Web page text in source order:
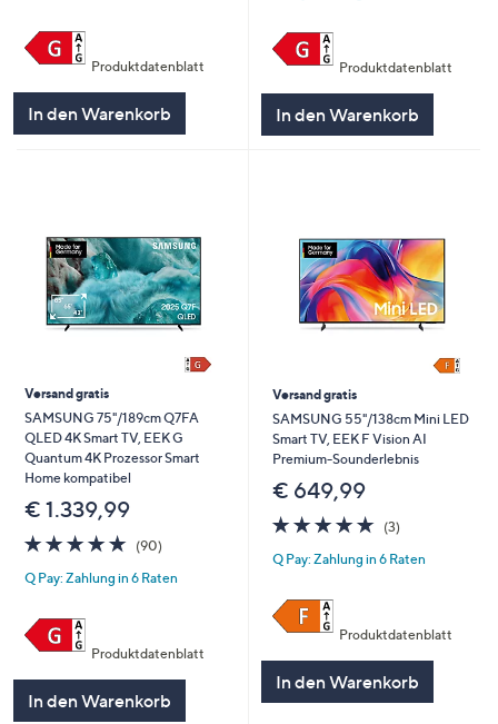
Produktdatenblatt
In den Warenkorb
Produktdatenblatt
In den Warenkorb
Versand gratis
SAMSUNG 75"/189cm Q7FA
QLED 4K Smart TV, EEK G
Quantum 4K Prozessor Smart
Home kompatibel
€ 1.339,99
4.7
von
5
(90)90
Q Pay: Zahlung in 6 Raten
Produktdatenblatt
In den Warenkorb
Versand gratis
SAMSUNG 55"/138cm Mini LED
Smart TV, EEK F Vision AI
Premium-Sounderlebnis
€ 649,99
4.7
von
5
(3)3
Q Pay: Zahlung in 6 Raten
Produktdatenblatt
In den Warenkorb